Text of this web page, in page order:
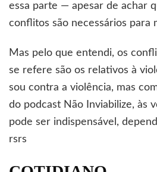
essa parte — apesar de achar
conflitos são necessários para
Mas pelo que entendi, os
se refere são os relativos à
sou contra a violência, mas
do podcast Não Inviabilize, às
pode ser indispensável,
rsrs